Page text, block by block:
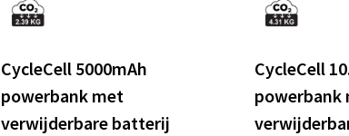
CycleCell 5000mAh
powerbank met
verwijderbare batterij
CycleCell
powerbank